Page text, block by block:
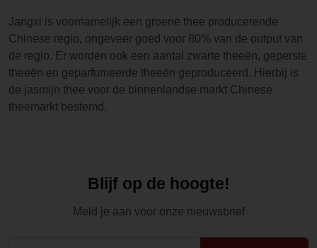
Jangxi is voornamelijk een groene thee producerende
Chinese regio, ongeveer goed voor 80% van de output van
de regio. Er worden ook een aantal zwarte theeën, geperste
theeën en geparfumeerde theeën geproduceerd. Hierbij is
de jasmijn thee voor de binnenlandse markt Chinese
theemarkt bestemd.
Blijf op de hoogte!
Meld je aan voor onze nieuwsbrief